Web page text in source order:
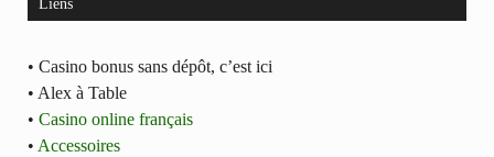
Liens
• Casino bonus sans dépôt, c’est ici
• Alex à Table
• Casino online français
• Accessoires